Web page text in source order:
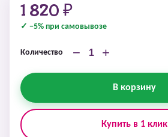
1 820 ₽
✓ −5% при самовывозе
Количество − +
В корзину
Купить в 1 клик